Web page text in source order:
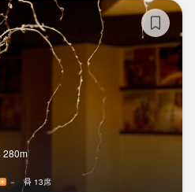
280m
－ 13席